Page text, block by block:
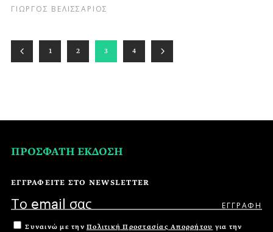
ΓΙΩΡΓΟΣ ΒΕΛΙΣΣΑΡΙΟΣ
1 2 3 4
ΠΡΟΣΦΑΤΗ ΕΚΔΟΣΗ
ΕΓΓΡΑΦΕΙΤΕ ΣΤΟ NEWSLETTER
Συναινώ με την Πολιτική Προστασίας Απορρήτου για την